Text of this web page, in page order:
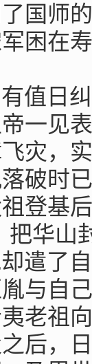
国师
困在
值日
一见
灾，
破时
登基
把华山
遣了
与自
老祖
后，